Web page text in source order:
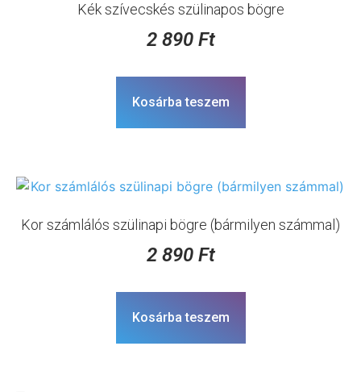
Kék szívecskés szülinapos bögre
2 890 Ft
Kosárba teszem
Kor számlálós szülinapi bögre (bármilyen számmal)
2 890 Ft
Kosárba teszem